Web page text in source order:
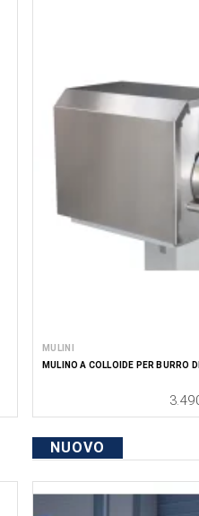
MULINI
MULINO A COLLOIDE PER BURRO
Price
NUOVO